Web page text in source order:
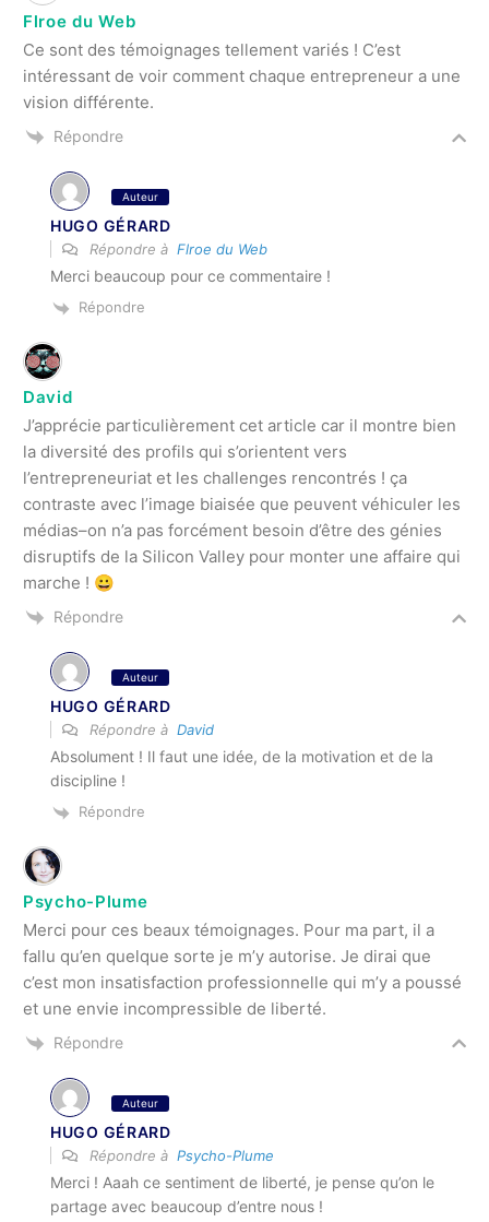
Flroe du Web
Ce sont des témoignages tellement variés ! C’est
intéressant de voir comment chaque entrepreneur a une
vision différente.
Répondre
Auteur
HUGO GÉRARD
Répondre à Flroe du Web
Merci beaucoup pour ce commentaire !
Répondre
David
J’apprécie particulièrement cet article car il montre bien
la diversité des profils qui s’orientent vers
l’entrepreneuriat et les challenges rencontrés ! ça
contraste avec l’image biaisée que peuvent véhiculer les
médias–on n’a pas forcément besoin d’être des génies
disruptifs de la Silicon Valley pour monter une affaire qui
marche ! 😀
Répondre
Auteur
HUGO GÉRARD
Répondre à David
Absolument ! Il faut une idée, de la motivation et de la
discipline !
Répondre
Psycho-Plume
Merci pour ces beaux témoignages. Pour ma part, il a
fallu qu’en quelque sorte je m’y autorise. Je dirai que
c’est mon insatisfaction professionnelle qui m’y a poussé
et une envie incompressible de liberté.
Répondre
Auteur
HUGO GÉRARD
Répondre à Psycho-Plume
Merci ! Aaah ce sentiment de liberté, je pense qu’on le
partage avec beaucoup d’entre nous !